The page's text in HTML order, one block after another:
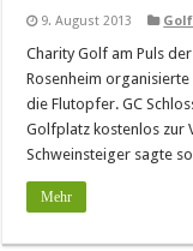
9. August 2013
Charity Golf am Puls
Rosenheim
die Flutopfer. GC
Golfplatz kostenlos zur
Schweinsteiger sagte
Mehr